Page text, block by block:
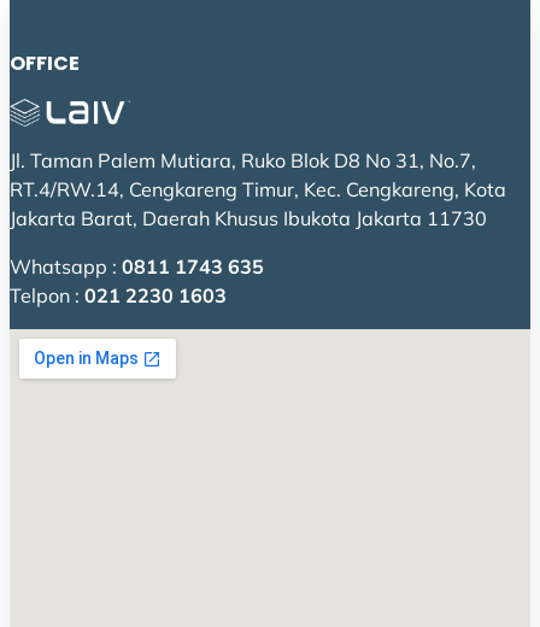
OFFICE
Jl. Taman Palem Mutiara, Ruko Blok D8 No 31, No.7,
RT.4/RW.14, Cengkareng Timur, Kec. Cengkareng, Kota
Jakarta Barat, Daerah Khusus Ibukota Jakarta 11730
Whatsapp : 0811 1743 635
Telpon : 021 2230 1603